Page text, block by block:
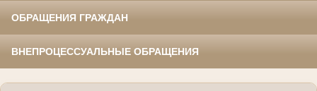
ОБРАЩЕНИЯ ГРАЖДАН
ВНЕПРОЦЕССУАЛЬНЫЕ ОБРАЩЕНИЯ